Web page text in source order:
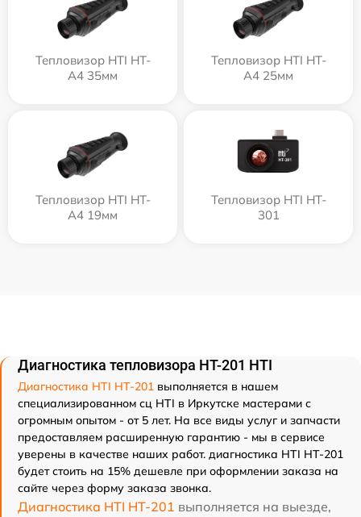
Тепловизор HTI HT-
A4 35мм
Тепловизор HTI HT-
A4 25мм
Тепловизор HTI HT-
A4 19мм
Тепловизор HTI HT-
301
Диагностика тепловизора HT-201 HTI
Диагностика HTI HT-201 выполняется в нашем
специализированном сц HTI в Иркутске мастерами с
огромным опытом - от 5 лет. На все виды услуг и запчасти
предоставляем расширенную гарантию - мы в сервисе
уверены в качестве наших работ. диагностика HTI HT-201
будет стоить на 15% дешевле при оформлении заказа на
сайте через форму заказа звонка.
Диагностика HTI HT-201 выполняется на выезде,